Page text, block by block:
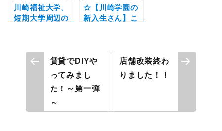
川崎福祉大学、
短期大学周辺の
☆【川崎学園の
新入生さん】こ
投
賃貸でDIYや
ってみまし
た！～第一弾
～
店舗改装終わ
りました！！